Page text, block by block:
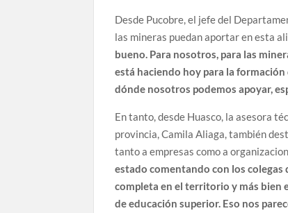
Desde Pucobre, el jefe del
las mineras puedan aportar en esta
bueno. Para nosotros, para las
está haciendo hoy para la
dónde nosotros podemos apoyar,
En tanto, desde Huasco, la asesora
provincia, Camila Aliaga, también
tanto a empresas como a
estado comentando con los colegas
completa en el territorio y más bien
de educación superior. Eso nos